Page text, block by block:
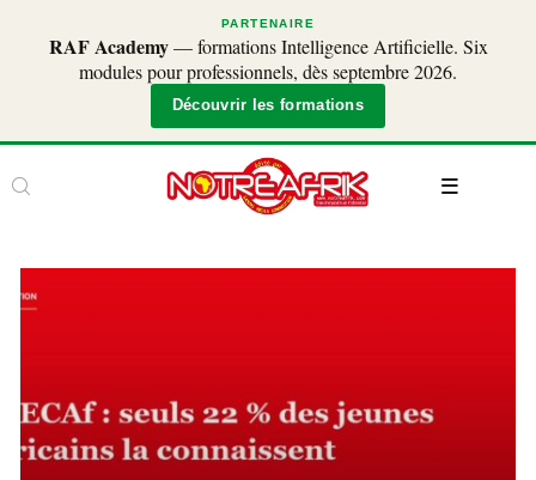
PARTENAIRE
RAF Academy— formations Intelligence Artificielle. Six
modules pour professionnels, dès septembre 2026.
Découvrir les formations